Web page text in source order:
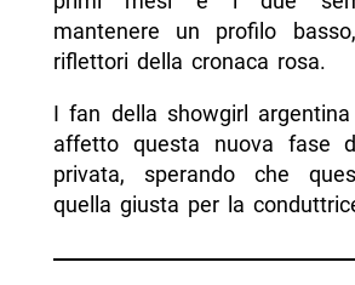
mantenere un profilo
riflettori della cronaca rosa.
I fan della showgirl
affetto questa nuova fase
privata, sperando che
quella giusta per la